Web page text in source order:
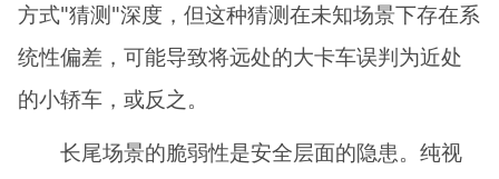
方式"猜测"深度，但这种猜测在未知场景下存在系
统性偏差，可能导致将远处的大卡车误判为近处
的小轿车，或反之。
长尾场景的脆弱性是安全层面的隐患。纯视